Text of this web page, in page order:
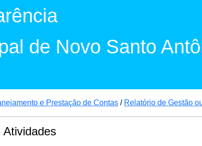
de Novo Santo
e Prestação de Contas / Relatório de Gestão
Atividades